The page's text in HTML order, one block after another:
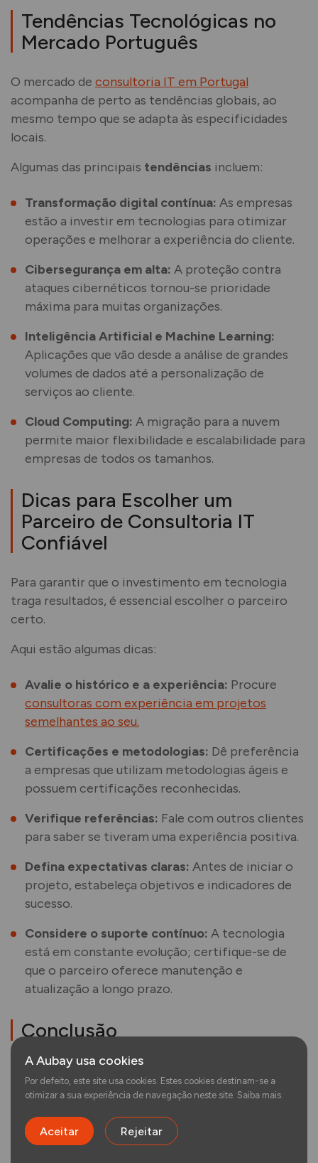
A Aubay usa cookies
Por defeito, este site usa cookies. Estes cookies destinam-se a
otimizar a sua experiência de navegação neste site. Saiba mais.
Aceitar Rejeitar
Tendências Tecnológicas no
Mercado Português
O mercado de consultoria IT em Portugal
acompanha de perto as tendências globais, ao
mesmo tempo que se adapta às especificidades
locais.
Algumas das principais tendências incluem:
Transformação digital contínua: As empresas
estão a investir em tecnologias para otimizar
operações e melhorar a experiência do cliente.
Cibersegurança em alta: A proteção contra
ataques cibernéticos tornou-se prioridade
máxima para muitas organizações.
Inteligência Artificial e Machine Learning:
Aplicações que vão desde a análise de grandes
volumes de dados até a personalização de
serviços ao cliente.
Cloud Computing: A migração para a nuvem
permite maior flexibilidade e escalabilidade para
empresas de todos os tamanhos.
Dicas para Escolher um
Parceiro de Consultoria IT
Confiável
Para garantir que o investimento em tecnologia
traga resultados, é essencial escolher o parceiro
certo.
Aqui estão algumas dicas:
Avalie o histórico e a experiência: Procure
consultoras com experiência em projetos
semelhantes ao seu.
Certificações e metodologias: Dê preferência
a empresas que utilizam metodologias ágeis e
possuem certificações reconhecidas.
Verifique referências: Fale com outros clientes
para saber se tiveram uma experiência positiva.
Defina expectativas claras: Antes de iniciar o
projeto, estabeleça objetivos e indicadores de
sucesso.
Considere o suporte contínuo: A tecnologia
está em constante evolução; certifique-se de
que o parceiro oferece manutenção e
atualização a longo prazo.
Conclusão
O mercado de consultoria IT em Portugal vive um
momento de grande expansão, impulsionado pelo
o país oferece. Estar no Top 10 dos países com
melhor qualidade de vida, segundo o Idealista, atrai